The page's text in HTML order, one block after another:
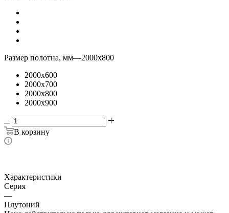
Размер полотна, мм—2000x800
2000x600
2000x700
2000x800
2000x900
В корзину
Характеристики
Серия
—
Плутоний